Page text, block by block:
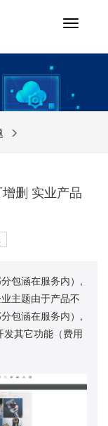
切
导
删 实业产品
包涵在服务内）,
主题由于产品不
包涵在服务内）,
其它功能（费用